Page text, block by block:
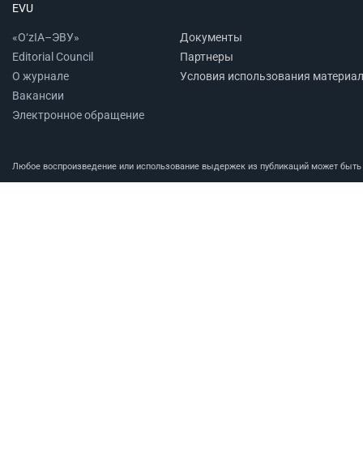
EVU
«O‘zIA–ЭВУ»
Editorial Council
О журнале
Вакансии
Электронное обращение
Документы
Партнеры
Условия использования
Любое воспроизведение или использование выдержек из публикаций может